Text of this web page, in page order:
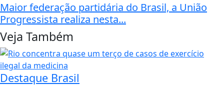
Maior federação partidária do Brasil, a União
Progressista realiza nesta...
Veja Também
Destaque Brasil